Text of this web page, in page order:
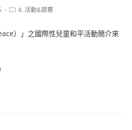
Post4. 活動&競賽
）」之國際性兒童和平活動簡介來